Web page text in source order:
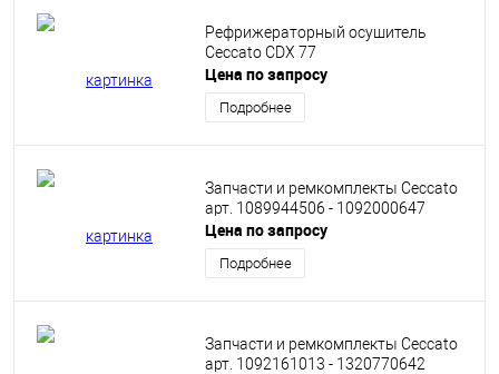
Рефрижераторный осушитель
Ceccato CDX 77
Цена по запросу
Подробнее
Запчасти и ремкомплекты Ceccato
арт. 1089944506 - 1092000647
Цена по запросу
Подробнее
Запчасти и ремкомплекты Ceccato
арт. 1092161013 - 1320770642